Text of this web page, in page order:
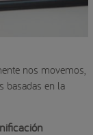
nos movemos,
basadas en la